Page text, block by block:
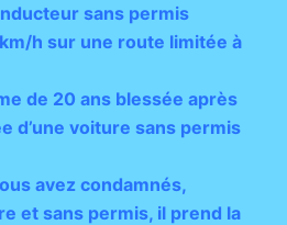
sans permis
h sur une route limitée à
de 20 ans blessée après
d’une voiture sans permis
avez condamnés,
et sans permis, il prend la